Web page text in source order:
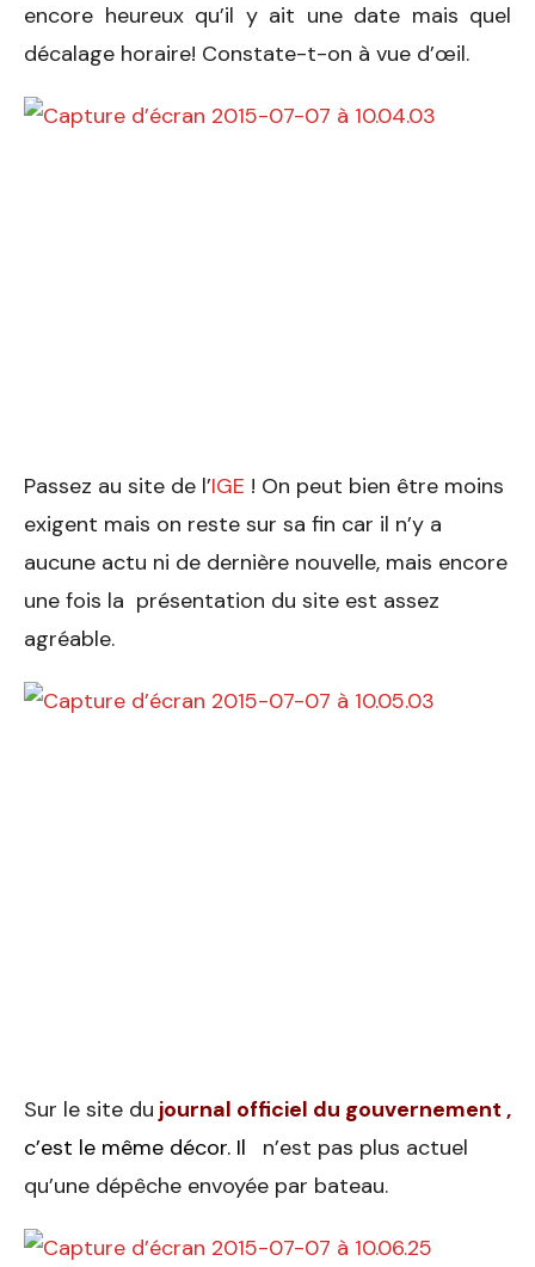
encore heureux qu’il y ait une date mais quel
décalage horaire! Constate-t-on à vue d’œil.
Passez au site de l’IGE ! On peut bien être moins
exigent mais on reste sur sa fin car il n’y a
aucune actu ni de dernière nouvelle, mais encore
une fois la présentation du site est assez
agréable.
Sur le site du journal officiel du gouvernement ,
c’est le même décor. Il
n’est pas plus actuel
qu’une dépêche envoyée par bateau.